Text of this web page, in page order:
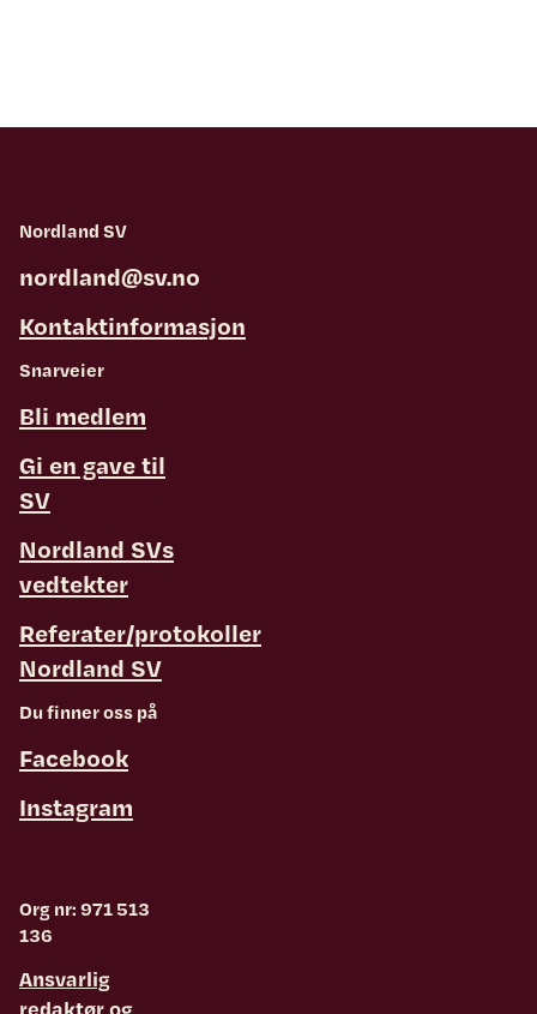
Nordland SV
nordland@sv.no
Kontaktinformasjon
Snarveier
Bli medlem
Gi en gave til
SV
Nordland SVs
vedtekter
Referater/protokoller
Nordland SV
Du finner oss på
Facebook
Instagram
Org nr: 971 513
136
Ansvarlig